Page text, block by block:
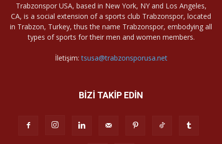
Trabzonspor USA, based in New York, NY and Los Angeles,
CA, is a social extension of a sports club Trabzonspor, located
in Trabzon, Turkey, thus the name Trabzonspor, embodying all
types of sports for their men and women members.
İletişim:tsusa@trabzonsporusa.net
BİZİ TAKİP EDİN